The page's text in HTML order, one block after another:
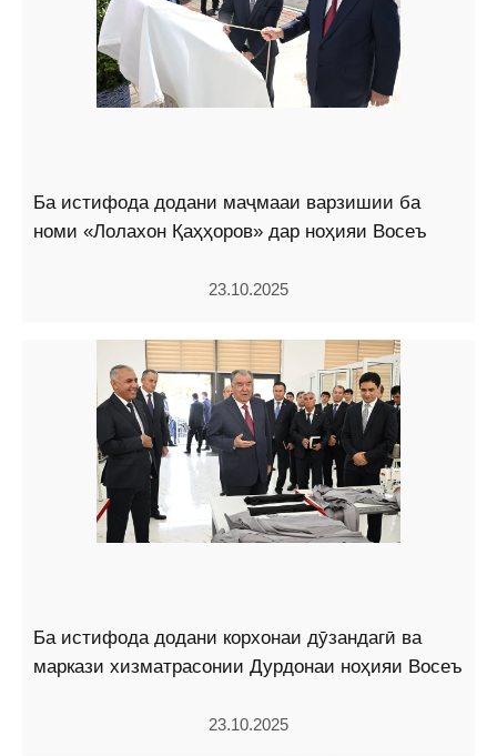
Ба истифода додани маҷмааи варзишии ба
номи «Лолахон Қаҳҳоров» дар ноҳияи Восеъ
23.10.2025
Ба истифода додани корхонаи дӯзандагӣ ва
маркази хизматрасонии Дурдонаи ноҳияи Восеъ
23.10.2025